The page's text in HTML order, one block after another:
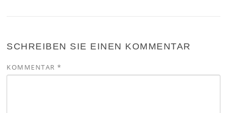
SCHREIBEN SIE EINEN KOMMENTAR
KOMMENTAR*